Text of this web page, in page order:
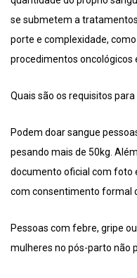
se submetem a
porte e complexidade,
procedimentos oncológicos
Quais são os requisitos
Podem doar sangue
pesando mais de 50kg.
documento oficial com foto
com consentimento formal
Pessoas com febre, gripe
mulheres no pós-parto não